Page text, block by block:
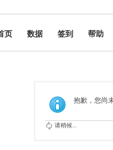
页 数据 签到
帮助
助
抱歉，您尚
请稍候...